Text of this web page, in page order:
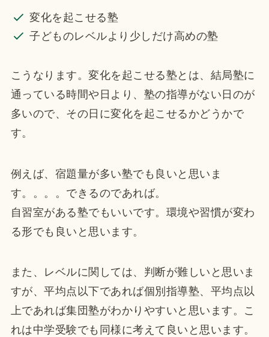
変化を起こせる塾
子どものレベルより少しだけ高めの塾
こうなります。変化を起こせる塾とは、結局塾に
通っている時間や日より、塾の指導がない日のが
多いので、その日に変化を起こせるかどうかで
す。
例えば、宿題量が多い塾でも良いと思いま
す。。。。できるのであれば。
自習室がある塾でもいいです。環境や習慣が変わ
る形でも良いと思います。
また、レベルに関しては、判断が難しいと思いま
すが、平均点以下であれば個別指導塾、平均点以
上であれば集団塾がわかりやすいと思います。こ
れは中学受験でも同様に考えて良いと思います。